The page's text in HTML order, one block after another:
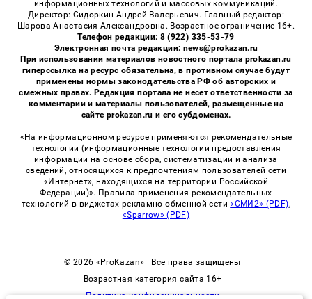
информационных технологий и массовых коммуникаций.
Директор: Сидоркин Андрей Валерьевич. Главный редактор:
Шарова Анастасия Александровна. Возрастное ограничение 16+.
Телефон редакции: 8 (922) 335-53-79
Электронная почта редакции: news@prokazan.ru
При использовании материалов новостного портала prokazan.ru
гиперссылка на ресурс обязательна, в противном случае будут
применены нормы законодательства РФ об авторских и
смежных правах. Редакция портала не несет ответственности за
комментарии и материалы пользователей, размещенные на
сайте prokazan.ru и его субдоменах.
«На информационном ресурсе применяются рекомендательные
технологии (информационные технологии предоставления
информации на основе сбора, систематизации и анализа
сведений, относящихся к предпочтениям пользователей сети
«Интернет», находящихся на территории Российской
Федерации)». Правила применения рекомендательных
технологий в виджетах рекламно-обменной сети«СМИ2» (PDF),
«Sparrow» (PDF)
© 2026 «ProKazan» | Все права защищены
Возрастная категория сайта 16+
Политика конфиденциальности